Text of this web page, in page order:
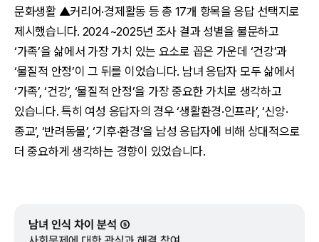
문화생활 ▲커리어·경제활동 등 총 17개 항목을 응답 선택지로
제시했습니다. 2024~2025년 조사 결과 성별을 불문하고
‘가족’을 삶에서 가장 가치 있는 요소로 꼽은 가운데 ‘건강’과
‘물질적 안정’이 그 뒤를 이었습니다. 남녀 응답자 모두 삶에서
‘가족’, ‘건강’, ‘물질적 안정’을 가장 중요한 가치로 생각하고
있습니다. 특히 여성 응답자의 경우 ‘생활환경·인프라’, ‘신앙·
종교’, ‘반려동물’, ‘기후·환경’을 남성 응답자에 비해 상대적으로
더 중요하게 생각하는 경향이 있었습니다.